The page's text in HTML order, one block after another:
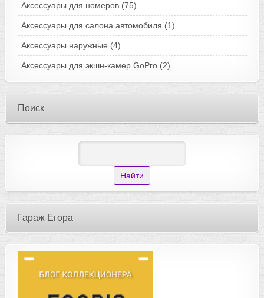
Аксессуары для номеров (75)
Аксессуары для салона автомобиля (1)
Аксессуары наружные (4)
Аксессуары для экшн-камер GoPro (2)
Поиск
Гараж Егора